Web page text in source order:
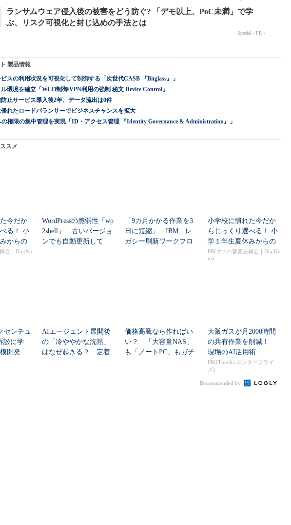
製品情報
スの利用状況を可視化して制御する「次世代CASB 『Bitglass』」
環境を確立「Wi-Fi制御/VPN利用の強制 秘文 Device Control」
止サービス導入後2年、データ流出は0件
れたロードバランサーでビジネスチャンスを拡大
権限の集中管理を実現「ID・アクセス管理 『Identity Governance & Administration』」
スメ
今だか
る！ 小
からの
ビュ...
会｜HugKu
WordPressの脆弱性「wp
2shell」 古いバージョ
ンでも自動更新して
「9カ月かかる作業を3
日に短縮」 IBM、レ
ガシー刷新ワークフロ
小学校に慣れた今だか
らじっくり選べる！ 小
学１年生夏休みからの
「音楽教室」デビュ...
PR(ヤマハ音楽振興会｜HugKu
m)
センチュ
訟に学
開発
AIエージェント展開後
の「冷ややかな沈黙」
はなぜ起きる？ 定着
価格高騰なら作ればい
い？ 「大容量NAS」
も「ノートPC」もガチ
大阪ガスが月2000時間
の共有作業を削減！
現場のAI活用術
PR(ITmedia エンタープライ
ズ)
Recommended by